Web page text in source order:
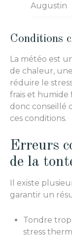
Augustin
Conditions
La météo est
de chaleur,
réduire le
frais et humide
donc conseillé
ces conditions.
Erreurs
de la
Il existe
garantir un
Tondre trop
stress